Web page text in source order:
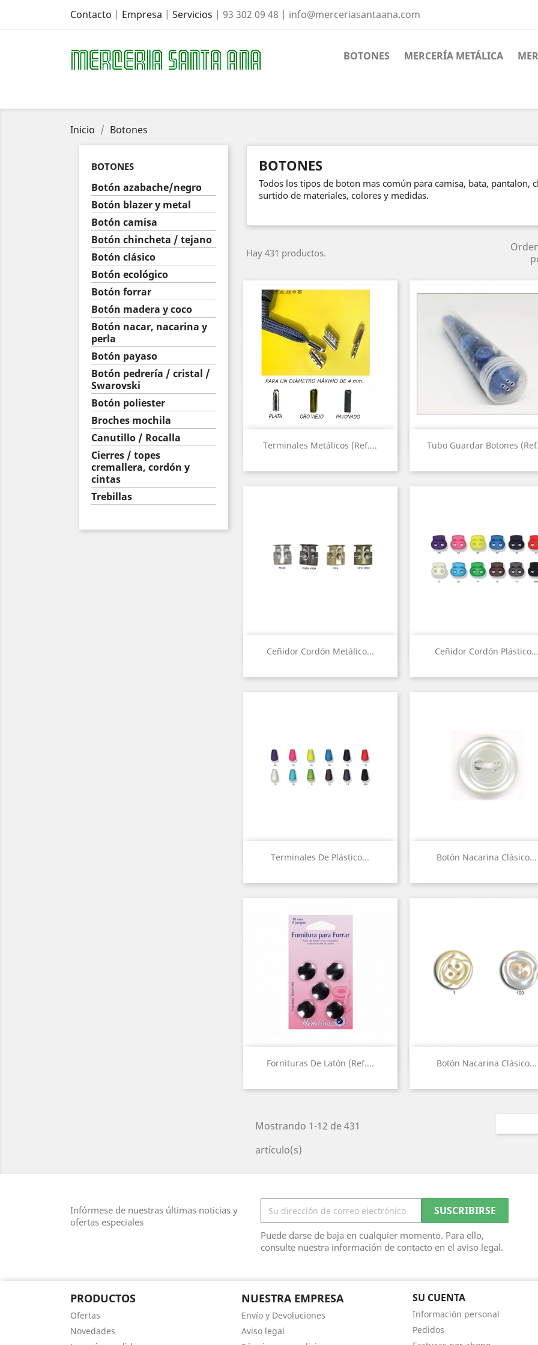
Contacto | Empresa | Servicios | 93 302 09 48 | info@merceriasantaana.com
BOTONES MERCERÍA METÁLICA
Inicio Botones
BOTONES
Botón azabache/negro
Botón blazer y metal
Botón camisa
Botón chincheta / tejano
Botón clásico
Botón ecológico
Botón forrar
Botón madera y coco
Botón nacar, nacarina y
perla
Botón payaso
Botón pedrería / cristal /
Swarovski
Botón poliester
Broches mochila
Canutillo / Rocalla
Cierres / topes
cremallera, cordón y
cintas
Trebillas
BOTONES
Todos los tipos de boton mas común para camisa, bata, pantalon,
surtido de materiales, colores y medidas.
Hay 431 productos.
Terminales Metálicos (Ref....
Vista rápida Tubo Guardar Botones
Vista rápida
Ceñidor Cordón Metálico...
Vista rápida Ceñidor Cordón Plástico...
Vista rápida
Terminales De Plástico...
Vista rápida Botón Nacarina Clásico...
Vista rápida
Fornituras De Latón (Ref....
Vista rápida Botón Nacarina Clásico...
Vista rápida
Mostrando 1-12 de 431
artículo(s)
Infórmese de nuestras últimas noticias y
ofertas especiales
Puede darse de baja en cualquier momento. Para ello,
consulte nuestra información de contacto en el aviso legal.
PRODUCTOS
Ofertas
Novedades
NUESTRA EMPRESA
Envío y Devoluciones
Aviso legal
SU CUENTA
Información personal
Pedidos